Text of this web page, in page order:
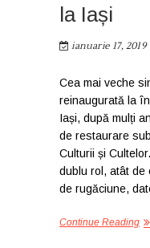
la Iași
ianuarie 17, 2019
Cea mai veche
reinaugurată la
Iași, după mulți
de restaurare
Culturii și
dublu rol, atât de
de rugăciune,
Continue Reading